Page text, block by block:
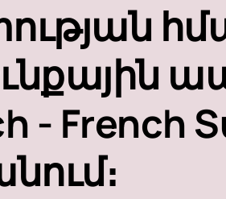
- French